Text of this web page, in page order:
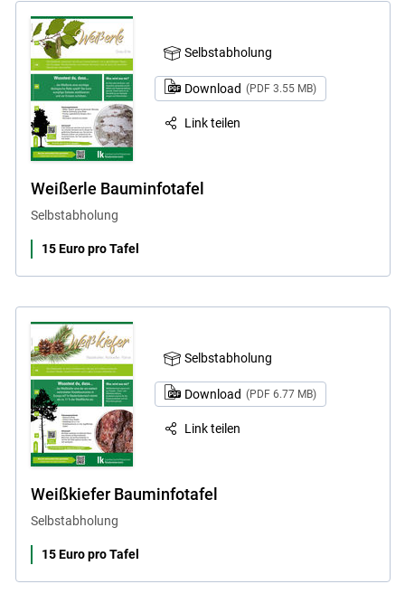
Selbstabholung
Download (PDF 3.55 MB)
Link teilen
Weißerle Bauminfotafel
Selbstabholung
15 Euro pro Tafel
Selbstabholung
Download (PDF 6.77 MB)
Link teilen
Weißkiefer Bauminfotafel
Selbstabholung
15 Euro pro Tafel